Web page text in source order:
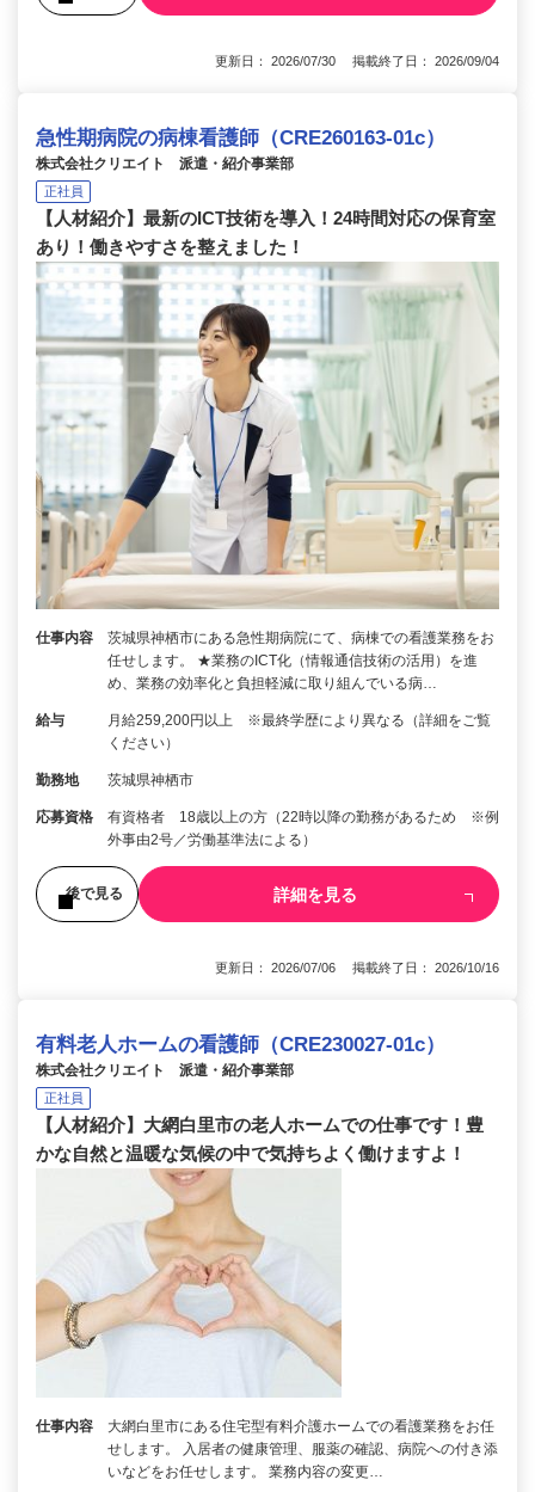
更新日： 2026/07/30 掲載終了日： 2026/09/04
急性期病院の病棟看護師（CRE260163-01c）
株式会社クリエイト 派遣・紹介事業部
正社員
【人材紹介】最新のICT技術を導入！24時間対応の保育室
あり！働きやすさを整えました！
仕事内容
茨城県神栖市にある急性期病院にて、病棟での看護業務をお
任せします。 ★業務のICT化（情報通信技術の活用）を進
め、業務の効率化と負担軽減に取り組んでいる病…
給与
月給259,200円以上 ※最終学歴により異なる（詳細をご覧
ください）
勤務地 茨城県神栖市
応募資格
有資格者 18歳以上の方（22時以降の勤務があるため ※例
外事由2号／労働基準法による）
後で見る 詳細を見る
更新日： 2026/07/06 掲載終了日： 2026/10/16
有料老人ホームの看護師（CRE230027-01c）
株式会社クリエイト 派遣・紹介事業部
正社員
【人材紹介】大網白里市の老人ホームでの仕事です！豊
かな自然と温暖な気候の中で気持ちよく働けますよ！
仕事内容
大網白里市にある住宅型有料介護ホームでの看護業務をお任
せします。 入居者の健康管理、服薬の確認、病院への付き添
いなどをお任せします。 業務内容の変更…